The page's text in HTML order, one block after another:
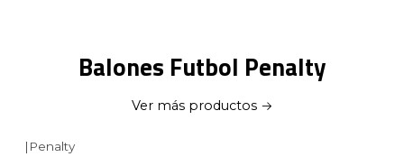
Balones Futbol Penalty
Ver más productos
| Penalty